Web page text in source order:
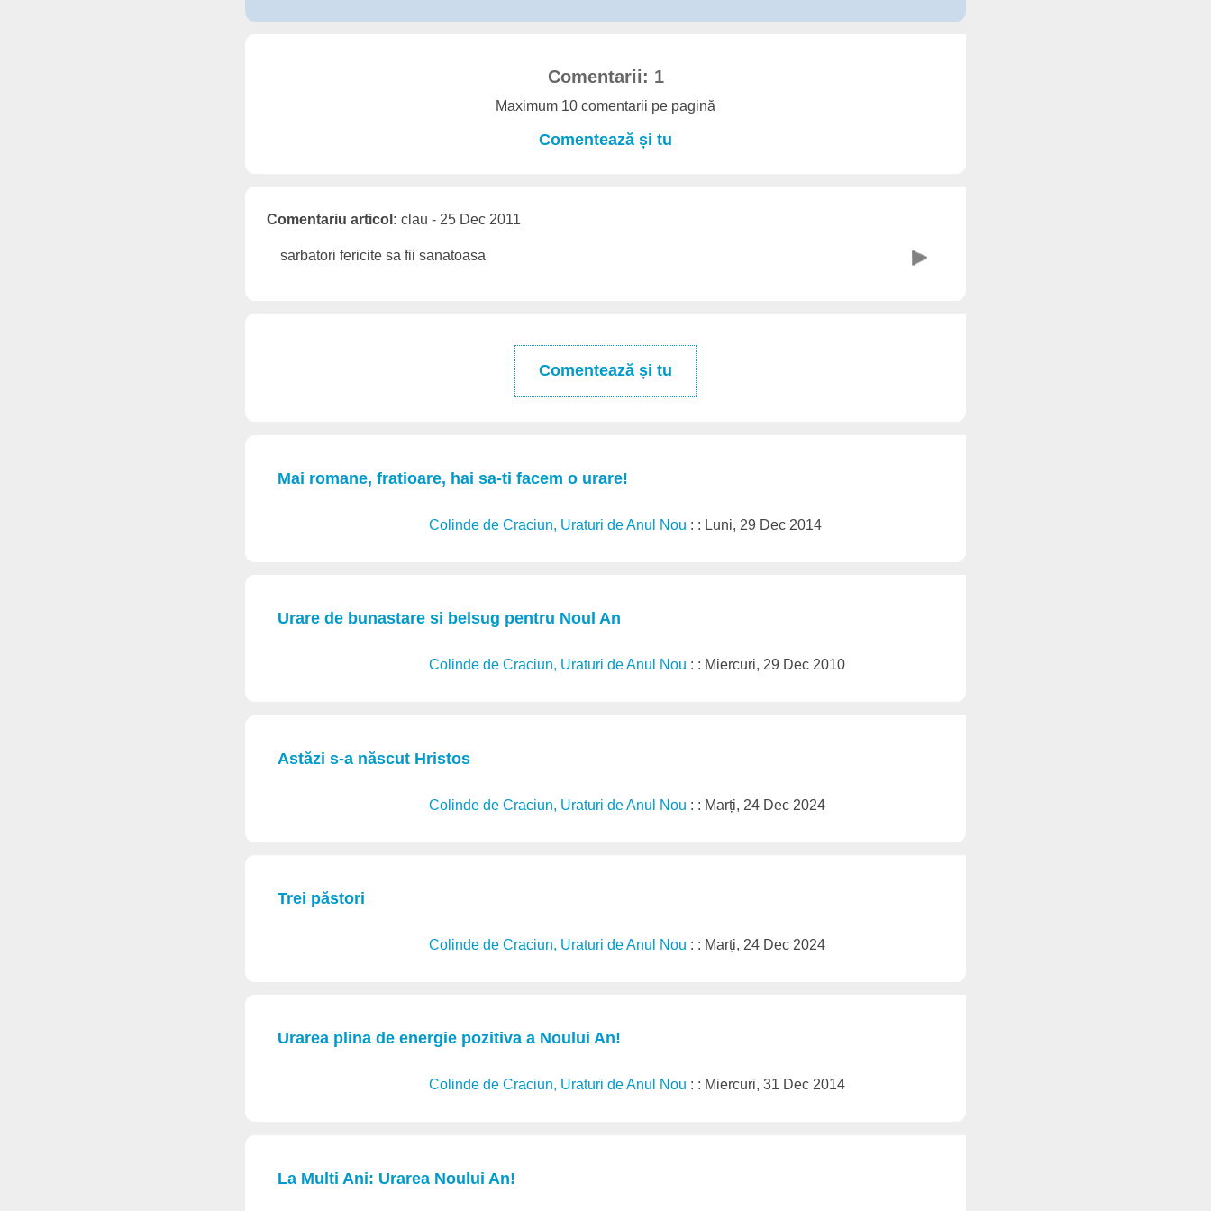
Comentarii: 1
Maximum 10 comentarii pe pagină
Comentează și tu
Comentariu articol: clau - 25 Dec 2011
sarbatori fericite sa fii sanatoasa
Comentează și tu
Mai romane, fratioare, hai sa-ti facem o urare!
Colinde de Craciun, Uraturi de Anul Nou : : Luni, 29 Dec 2014
Urare de bunastare si belsug pentru Noul An
Colinde de Craciun, Uraturi de Anul Nou : : Miercuri, 29 Dec 2010
Astăzi s-a născut Hristos
Colinde de Craciun, Uraturi de Anul Nou : : Marți, 24 Dec 2024
Trei păstori
Colinde de Craciun, Uraturi de Anul Nou : : Marți, 24 Dec 2024
Urarea plina de energie pozitiva a Noului An!
Colinde de Craciun, Uraturi de Anul Nou : : Miercuri, 31 Dec 2014
La Multi Ani: Urarea Noului An!